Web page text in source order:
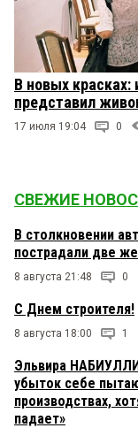
В новых красках:
представил
17 июля 19:04 0
СВЕЖИЕ
В столкновении
пострадали две
8 августа 21:48 0
С Днем строителя!
8 августа 18:00 1
Эльвира
убыток себе
производствах,
падает»